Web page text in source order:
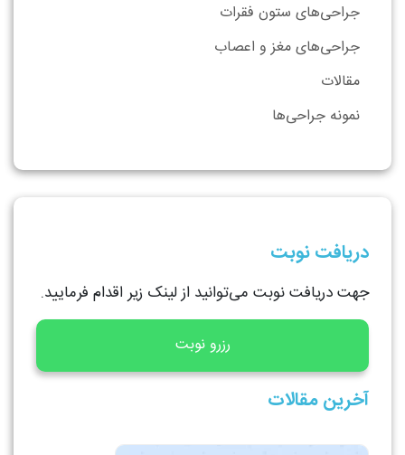
جراحی‌های ستون فقرات
جراحی‌های مغز و اعصاب
مقالات
نمونه جراحی‌ها
دریافت نوبت
جهت دریافت نوبت می‌توانید از لینک زیر اقدام فرمایید.
رزرو نوبت
آخرین مقالات